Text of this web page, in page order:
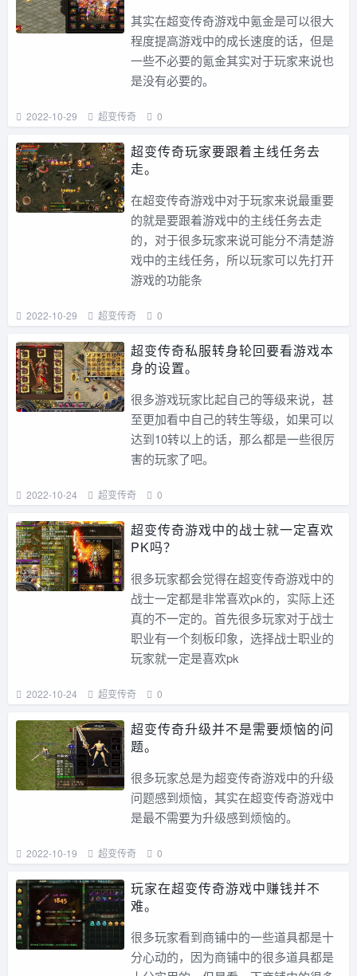
其实在超变传奇游戏中氪金是可以很大
程度提高游戏中的成长速度的话，但是
一些不必要的氪金其实对于玩家来说也
是没有必要的。
2022-10-29 超变传奇 0
超变传奇玩家要跟着主线任务去
走。
在超变传奇游戏中对于玩家来说最重要
的就是要跟着游戏中的主线任务去走
的，对于很多玩家来说可能分不清楚游
戏中的主线任务，所以玩家可以先打开
游戏的功能条
2022-10-29 超变传奇 0
超变传奇私服转身轮回要看游戏本
身的设置。
很多游戏玩家比起自己的等级来说，甚
至更加看中自己的转生等级，如果可以
达到10转以上的话，那么都是一些很厉
害的玩家了吧。
2022-10-24 超变传奇 0
超变传奇游戏中的战士就一定喜欢
PK吗？
很多玩家都会觉得在超变传奇游戏中的
战士一定都是非常喜欢pk的，实际上还
真的不一定的。首先很多玩家对于战士
职业有一个刻板印象，选择战士职业的
玩家就一定是喜欢pk
2022-10-24 超变传奇 0
超变传奇升级并不是需要烦恼的问
题。
很多玩家总是为超变传奇游戏中的升级
问题感到烦恼，其实在超变传奇游戏中
是最不需要为升级感到烦恼的。
2022-10-19 超变传奇 0
玩家在超变传奇游戏中赚钱并不
难。
很多玩家看到商铺中的一些道具都是十
分心动的，因为商铺中的很多道具都是